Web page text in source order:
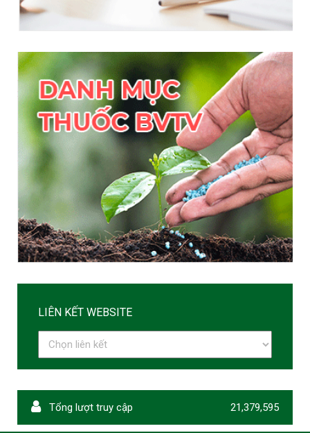
LIÊN KẾT WEBSITE
Tổng lượt truy cập 21,379,595